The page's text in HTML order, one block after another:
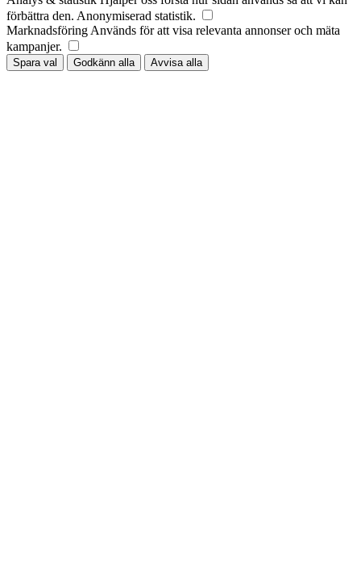
förbättra den. Anonymiserad statistik.
Marknadsföring Används för att visa relevanta annonser och mäta
kampanjer.
Spara val Godkänn alla Avvisa alla